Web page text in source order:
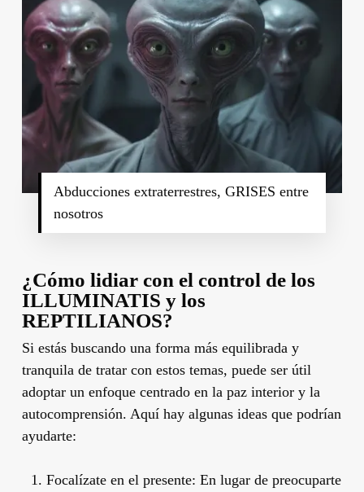
Abducciones extraterrestres, GRISES entre
nosotros
¿Cómo lidiar con el control de los
ILLUMINATIS y los
REPTILIANOS?
Si estás buscando una forma más equilibrada y
tranquila de tratar con estos temas, puede ser útil
adoptar un enfoque centrado en la paz interior y la
autocomprensión. Aquí hay algunas ideas que podrían
ayudarte:
Focalízate en el presente: En lugar de preocuparte